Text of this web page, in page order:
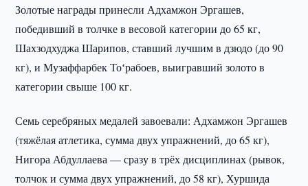
Золотые награды принесли Адхамжон Эргашев,
победивший в толчке в весовой категории до 65 кг,
Шахзодхуджа Шарипов, ставший лучшим в дзюдо (до 90
кг), и Музаффарбек Тоʻрабоев, выигравший золото в
категории свыше 100 кг.
Семь серебряных медалей завоевали: Адхамжон Эргашев
(тяжёлая атлетика, сумма двух упражнений, до 65 кг),
Нигора Абдуллаева — сразу в трёх дисциплинах (рывок,
толчок и сумма двух упражнений, до 58 кг), Хуршида